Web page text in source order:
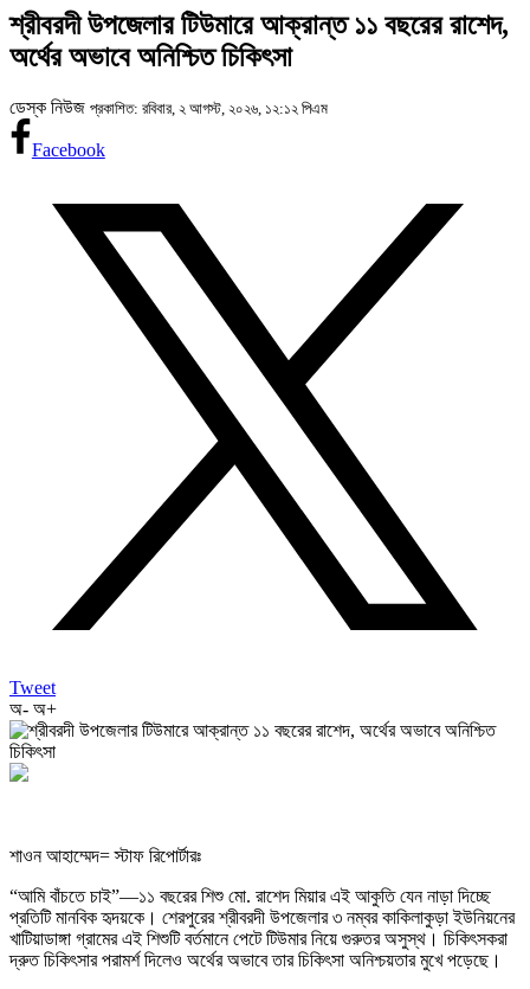
শ্রীবরদী উপজেলার টিউমারে আক্রান্ত ১১ বছরের রাশেদ,
অর্থের অভাবে অনিশ্চিত চিকিৎসা
ডেস্ক নিউজ প্রকাশিত: রবিবার, ২ আগস্ট, ২০২৬, ১২:১২ পিএম
Facebook
Tweet
অ- অ+
শাওন আহাম্মেদ= স্টাফ রিপোর্টারঃ
“আমি বাঁচতে চাই”—১১ বছরের শিশু মো. রাশেদ মিয়ার এই আকুতি যেন নাড়া দিচ্ছে
প্রতিটি মানবিক হৃদয়কে। শেরপুরের শ্রীবরদী উপজেলার ৩ নম্বর কাকিলাকুড়া ইউনিয়নের
খাটিয়াডাঙ্গা গ্রামের এই শিশুটি বর্তমানে পেটে টিউমার নিয়ে গুরুতর অসুস্থ। চিকিৎসকরা
দ্রুত চিকিৎসার পরামর্শ দিলেও অর্থের অভাবে তার চিকিৎসা অনিশ্চয়তার মুখে পড়েছে।